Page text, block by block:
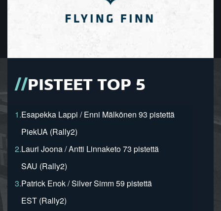
PISTEET TOP 5
1.Esapekka Lappi / Enni Mälkönen 93 pistettä
PiekUA (Rally2)
2.Lauri Joona / Antti Linnaketo 73 pistettä
SAU (Rally2)
3.Patrick Enok / Silver Simm 59 pistettä
EST (Rally2)